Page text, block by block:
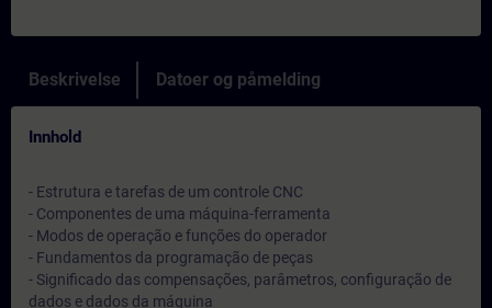
Beskrivelse Datoer og påmelding
Innhold
- Estrutura e tarefas de um controle CNC
- Componentes de uma máquina-ferramenta
- Modos de operação e funções do operador
- Fundamentos da programação de peças
- Significado das compensações, parâmetros, configuração de
dados e dados da máquina